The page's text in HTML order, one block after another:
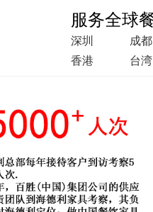
服务全球
深圳
成都
香港
台湾